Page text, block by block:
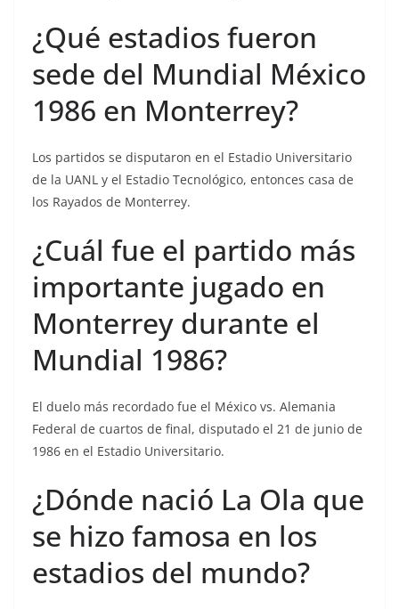
¿Qué estadios fueron
sede del Mundial México
1986 en Monterrey?
Los partidos se disputaron en el Estadio Universitario
de la UANL y el Estadio Tecnológico, entonces casa de
los Rayados de Monterrey.
¿Cuál fue el partido más
importante jugado en
Monterrey durante el
Mundial 1986?
El duelo más recordado fue el México vs. Alemania
Federal de cuartos de final, disputado el 21 de junio de
1986 en el Estadio Universitario.
¿Dónde nació La Ola que
se hizo famosa en los
estadios del mundo?